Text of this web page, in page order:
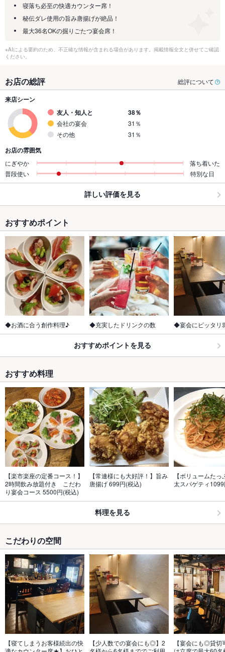
寝落ち必至の快適カウンター席！
秘伝ダレ使用の旨み唐揚げが絶品！
最大36名OKの掘りごたつ宴会席！
※AIによる要約のため、不正確な情報が含まれる場合があります。掲載情報全文と併せてご確認
ください。
お店の総評 総評について
来店シーン
友人・知人と
38％
会社の宴会
31％
その他
31％
お店の雰囲気
にぎやか
落ち着いた
普段使い
特別な日
詳しい評価を見る
おすすめポイント
◆お酒に合う創作料理♪ ◆充実したドリンクの数 ◆宴会にピッタリ
おすすめポイントを見る
おすすめ料理
【楽市楽座の定番コース！】
2時間飲み放題付き　こだわ
り宴会コース 5500円(税込)
【常連様にも大好評！】旨み
唐揚げ 699円(税込)
【ボリュームた
太スパゲティ
料理を見る
こだわりの空間
【寝てしまうお客様続出の快
【少人数での宴会にも◎】2
【宴会にも◎貸切